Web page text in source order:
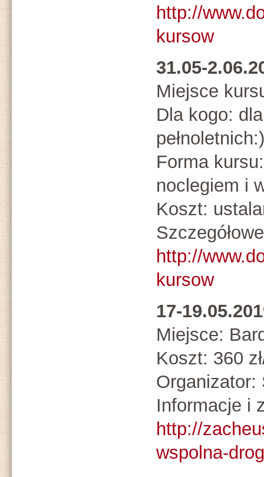
http://
kursow
31.05-
Miejsce
Dla kogo:
pełnoletnich:)
Forma
noclegiem i
Koszt:
http://
kursow
17-
Miejsce:
Koszt: 360
Organizator:
Informacje i
http://
wspolna-